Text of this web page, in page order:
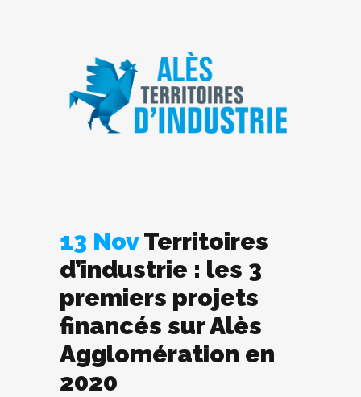
13 NovTerritoires
d’industrie : les 3
premiers projets
financés sur Alès
Agglomération en
2020